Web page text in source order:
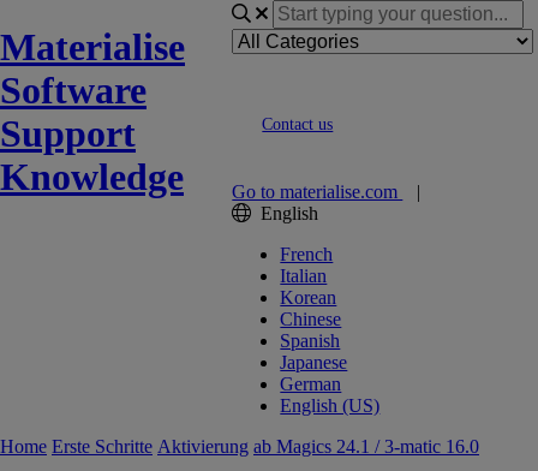
Materialise
Software
Support
Knowledge
Contact us
Go to materialise.com
|
English
French
Italian
Korean
Chinese
Spanish
Japanese
German
English (US)
Home Erste Schritte Aktivierung ab Magics 24.1 / 3-matic 16.0